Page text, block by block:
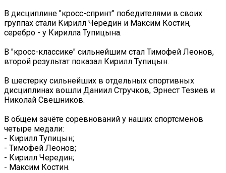
В дисциплине "кросс-спринт" победителями в своих
группах стали Кирилл Чередин и Максим Костин,
серебро - у Кирилла Тупицына.
В "кросс-классике" сильнейшим стал Тимофей Леонов,
второй результат показал Кирилл Тупицын.
В шестерку сильнейших в отдельных спортивных
дисциплинах вошли Даниил Стручков, Эрнест Тезиев и
Николай Свешников.
В общем зачёте соревнований у наших спортсменов
четыре медали:
- Кирилл Тупицын;
- Тимофей Леонов;
- Кирилл Чередин;
- Максим Костин.